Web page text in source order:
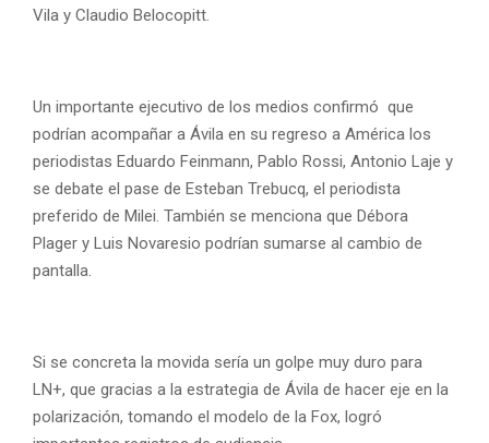
Vila y Claudio Belocopitt.
Un importante ejecutivo de los medios confirmó que
podrían acompañar a Ávila en su regreso a América los
periodistas Eduardo Feinmann, Pablo Rossi, Antonio Laje y
se debate el pase de Esteban Trebucq, el periodista
preferido de Milei. También se menciona que Débora
Plager y Luis Novaresio podrían sumarse al cambio de
pantalla.
Si se concreta la movida sería un golpe muy duro para
LN+, que gracias a la estrategia de Ávila de hacer eje en la
polarización, tomando el modelo de la Fox, logró